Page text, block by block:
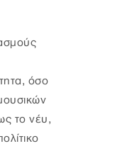
όσο
το νέυ,